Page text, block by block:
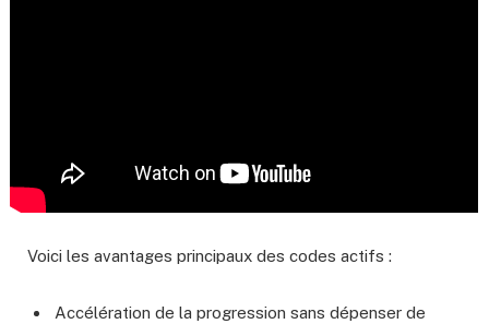
Voici les avantages principaux des codes actifs :
Accélération de la progression sans dépenser de